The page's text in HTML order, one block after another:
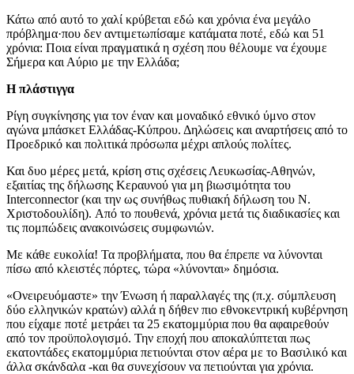
Κάτω από αυτό το χαλί κρύβεται εδώ και χρόνια ένα μεγάλο
πρόβλημα·που δεν αντιμετωπίσαμε κατάματα ποτέ, εδώ και 51
χρόνια: Ποια είναι πραγματικά η σχέση που θέλουμε να έχουμε
Σήμερα και Αύριο με την Ελλάδα;
Η πλάστιγγα
Ρίγη συγκίνησης για τον έναν και μοναδικό εθνικό ύμνο στον
αγώνα μπάσκετ Ελλάδας-Κύπρου. Δηλώσεις και αναρτήσεις από το
Προεδρικό και πολιτικά πρόσωπα μέχρι απλούς πολίτες.
Και δυο μέρες μετά, κρίση στις σχέσεις Λευκωσίας-Αθηνών,
εξαιτίας της δήλωσης Κεραυνού για μη βιωσιμότητα του
Interconnector (και την ως συνήθως πυθιακή δήλωση του Ν.
Χριστοδουλίδη). Από το πουθενά, χρόνια μετά τις διαδικασίες και
τις πομπώδεις ανακοινώσεις συμφωνιών.
Με κάθε ευκολία! Τα προβλήματα, που θα έπρεπε να λύνονται
πίσω από κλειστές πόρτες, τώρα «λύνονται» δημόσια.
«Ονειρευόμαστε» την Ένωση ή παραλλαγές της (π.χ. σύμπλευση
δύο ελληνικών κρατών) αλλά η δήθεν πιο εθνοκεντρική κυβέρνηση
που είχαμε ποτέ μετράει τα 25 εκατομμύρια που θα αφαιρεθούν
από τον προϋπολογισμό. Την εποχή που αποκαλύπτεται πως
εκατοντάδες εκατομμύρια πετιούνται στον αέρα με το Βασιλικό και
άλλα σκάνδαλα -και θα συνεχίσουν να πετιούνται για χρόνια.